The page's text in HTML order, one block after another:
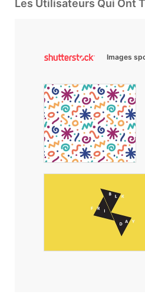
Les Utilisateurs Qui Ont
Images